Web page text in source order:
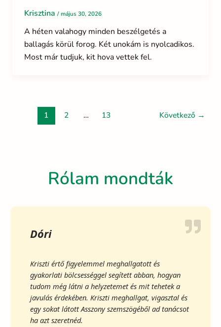
Krisztina /május 30, 2026
A héten valahogy minden beszélgetés a
ballagás körül forog. Két unokám is nyolcadikos.
Most már tudjuk, kit hova vettek fel.
1 2 … 13 Következő →
Rólam mondták
Dóri
Kriszti értő figyelemmel meghallgatott és
gyakorlati bölcsességgel segített abban, hogyan
tudom még látni a helyzetemet és mit tehetek a
javulás érdekében. Kriszti meghallgat, vigasztal és
egy sokat látott Asszony szemszögéből ad tanácsot
ha azt szeretnéd.